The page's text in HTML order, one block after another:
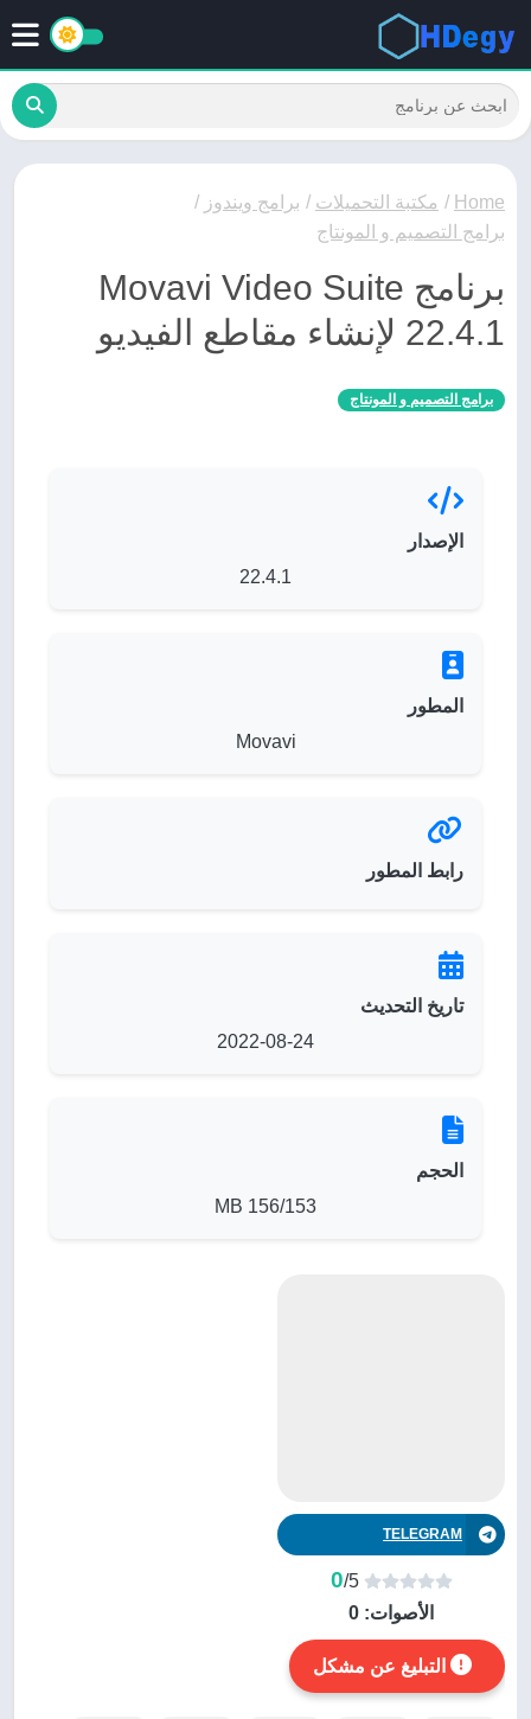
Home
/ مكتبة التحميلات / برامج ويندوز /
برامج التصميم و المونتاج
برنامج Movavi Video Suite
22.4.1 لإنشاء مقاطع الفيديو
برامج التصميم و المونتاج
الإصدار
22.4.1
المطور
Movavi
رابط المطور
تاريخ التحديث
2022-08-24
الحجم
156/153 MB
TELEGRAM
0/5
الأصوات: 0
التبليغ عن مشكل